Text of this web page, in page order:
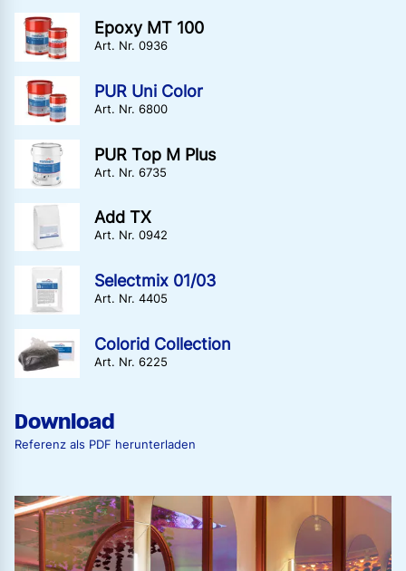
Epoxy MT 100
Art. Nr. 0936
PUR Uni Color
Art. Nr. 6800
PUR Top M Plus
Art. Nr. 6735
Add TX
Art. Nr. 0942
Selectmix 01/03
Art. Nr. 4405
Colorid Collection
Art. Nr. 6225
Download
Referenz als PDF herunterladen